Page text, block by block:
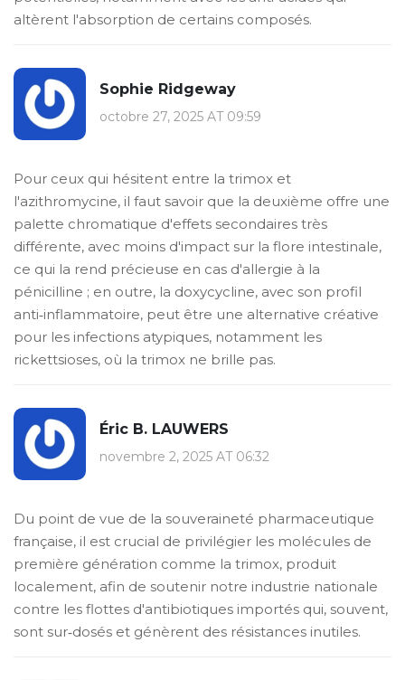
altèrent l'absorption de certains composés.
Sophie Ridgeway
octobre 27, 2025 AT 09:59
Pour ceux qui hésitent entre la trimox et
l'azithromycine, il faut savoir que la deuxième offre une
palette chromatique d'effets secondaires très
différente, avec moins d'impact sur la flore intestinale,
ce qui la rend précieuse en cas d'allergie à la
pénicilline ; en outre, la doxycycline, avec son profil
anti‑inflammatoire, peut être une alternative créative
pour les infections atypiques, notamment les
rickettsioses, où la trimox ne brille pas.
Éric B. LAUWERS
novembre 2, 2025 AT 06:32
Du point de vue de la souveraineté pharmaceutique
française, il est crucial de privilégier les molécules de
première génération comme la trimox, produit
localement, afin de soutenir notre industrie nationale
contre les flottes d'antibiotiques importés qui, souvent,
sont sur‑dosés et génèrent des résistances inutiles.